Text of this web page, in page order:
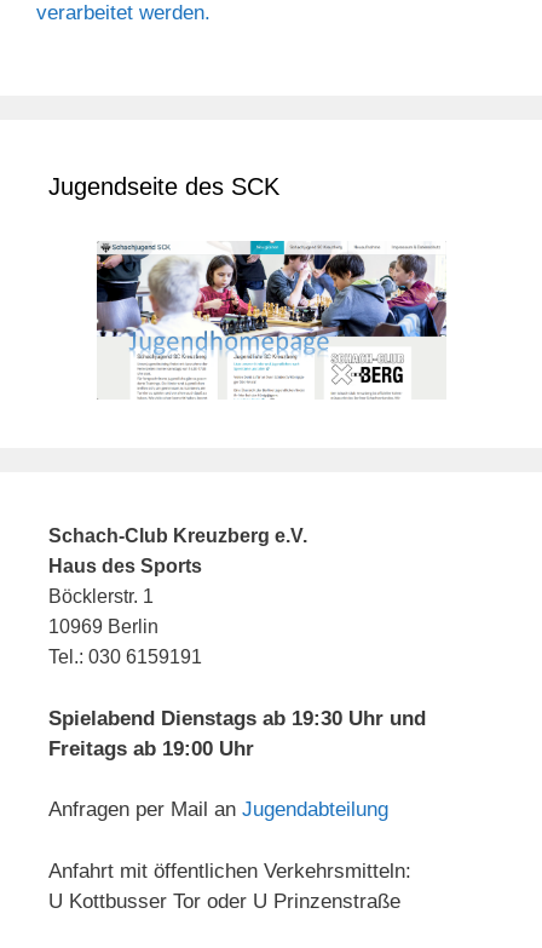
verarbeitet werden.
Jugendseite des SCK
Schach-Club Kreuzberg e.V.
Haus des Sports
Böcklerstr. 1
10969 Berlin
Tel.: 030 6159191
Spielabend Dienstags ab 19:30 Uhr und
Freitags ab 19:00 Uhr
Anfragen per Mail an Jugendabteilung
Anfahrt mit öffentlichen Verkehrsmitteln:
U Kottbusser Tor oder U Prinzenstraße